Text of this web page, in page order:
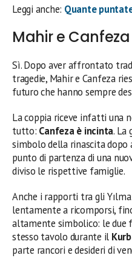
Leggi anche: Quante
Mahir e
Sì. Dopo aver affrontato
tragedie, Mahir e Canfeza
futuro che hanno sempre
La coppia riceve infatti una
tutto: Canfeza è incinta. La
simbolo della rinascita
punto di partenza di una
diviso le rispettive famiglie.
Anche i rapporti tra gli
lentamente a ricomporsi,
altamente simbolico: le due
stesso tavolo durante il
parte rancori e desideri di